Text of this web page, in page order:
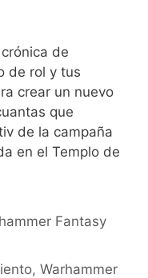
de
de rol y tus
crear un nuevo
que
de la campaña
en el Templo de
Fantasy
,Warhammer